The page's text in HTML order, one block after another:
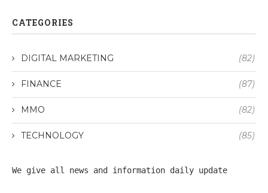
CATEGORIES
DIGITAL MARKETING (82)
FINANCE (87)
MMO (82)
TECHNOLOGY (85)
We give all news and information daily update